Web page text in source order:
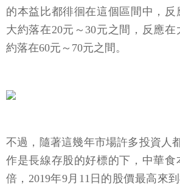
的本益比都徘徊在這個區間中，反
大約落在20元～30元之間，反應
約落在60元～70元之間。
不過，隨著這幾年市場許多投資人
作是長線存股的好標的下，中華食
倍，2019年9月11日的股價最高來